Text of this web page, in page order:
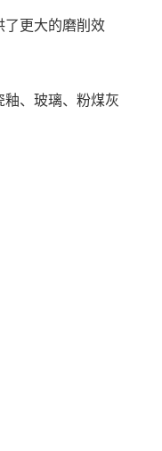
了更大的磨削效
、玻璃、粉煤灰